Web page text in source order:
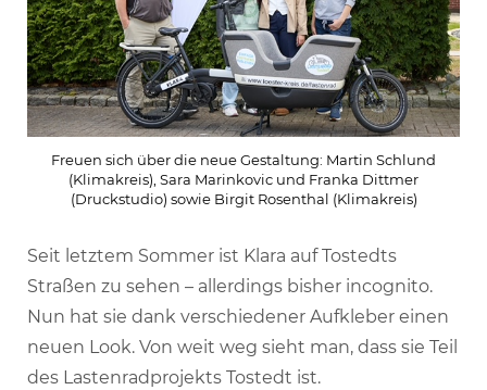
Freuen sich über die neue Gestaltung: Martin Schlund
(Klimakreis), Sara Marinkovic und Franka Dittmer
(Druckstudio) sowie Birgit Rosenthal (Klimakreis)
Seit letztem Sommer ist Klara auf Tostedts
Straßen zu sehen – allerdings bisher incognito.
Nun hat sie dank verschiedener Aufkleber einen
neuen Look. Von weit weg sieht man, dass sie Teil
des Lastenradprojekts Tostedt ist.